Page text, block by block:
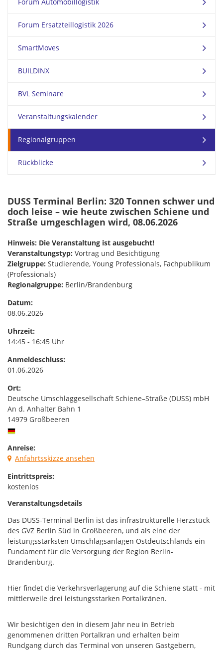
Forum Automobillogistik
Forum Ersatzteillogistik 2026
SmartMoves
BUILDINX
BVL Seminare
Veranstaltungskalender
Regionalgruppen
Rückblicke
DUSS Terminal Berlin: 320 Tonnen schwer und
doch leise – wie heute zwischen Schiene und
Straße umgeschlagen wird, 08.06.2026
Hinweis: Die Veranstaltung ist ausgebucht!
Veranstaltungstyp: Vortrag und Besichtigung
Zielgruppe: Studierende, Young Professionals, Fachpublikum
(Professionals)
Regionalgruppe: Berlin/Brandenburg
Datum:
08.06.2026
Uhrzeit:
14:45 - 16:45 Uhr
Anmeldeschluss:
01.06.2026
Ort:
Deutsche Umschlaggesellschaft Schiene–Straße (DUSS) mbH
An d. Anhalter Bahn 1
14979 Großbeeren
Anreise:
Anfahrtsskizze ansehen
Eintrittspreis:
kostenlos
Veranstaltungsdetails
Das DUSS-Terminal Berlin ist das infrastrukturelle Herzstück
des GVZ Berlin Süd in Großbeeren, und als eine der
leistungsstärksten Umschlagsanlagen Ostdeutschlands ein
Fundament für die Versorgung der Region Berlin-
Brandenburg.
Hier findet die Verkehrsverlagerung auf die Schiene statt - mit
mittlerweile drei leistungsstarken Portalkränen.
Wir besichtigen den in diesem Jahr neu in Betrieb
genommenen dritten Portalkran und erhalten beim
Rundgang durch das Terminal von unseren Gastgebern,